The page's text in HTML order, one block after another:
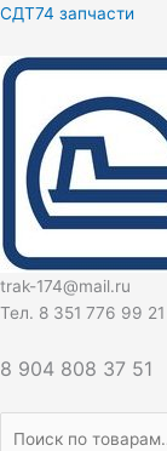
Перейти
содержимому
СДТ74 запчасти
trak-174@mail.ru
Тел. 8 351 776 99 21
8 904 808 37 51
Искать: